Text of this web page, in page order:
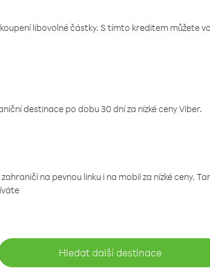
libovolné částky. S tímto kreditem můžete
destinace po dobu 30 dní za nízké ceny Viber.
na pevnou linku i na mobil za nízké ceny.
Hledat další destinace